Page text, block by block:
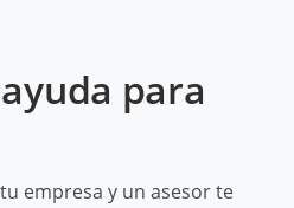
para
empresa y un asesor te